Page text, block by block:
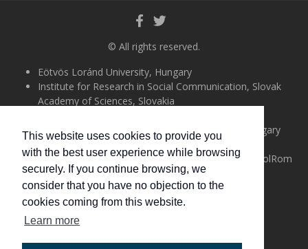
This website uses cookies to provide you
with the best user experience while browsing
securely. If you continue browsing, we
consider that you have no objection to the
cookies coming from this website.
Learn more
© All rights reserved.
Eötvös Loránd University, Hungary
Institute for Research in Social Communication, Slovak
Academy of Sciences, Slovakia
Uccu Roma Informal Educational Foundation, Hungary
Université Paris-Nanterre, France
Alexandru Ioan Cuza University of Iasi, Romania (PolRom
project partner)
University of Limerick, Ireland
Slovenčina